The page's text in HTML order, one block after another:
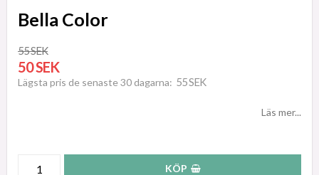
Bella Color
55 SEK
50 SEK
Lägsta pris de senaste 30 dagarna 55 SEK
Läs mer...
KÖP